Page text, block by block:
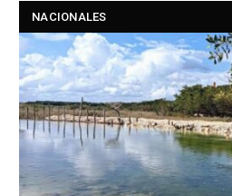
NACIONALES